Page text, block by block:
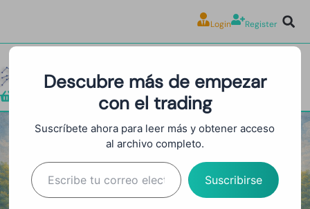
Login Register
Llevar un Trading Journal
Descubre más de empezar
con el trading
Suscríbete ahora para leer más y obtener acceso
al archivo completo.
Suscribirse